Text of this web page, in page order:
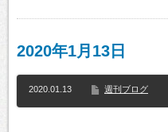
2020年1月13日
2020.01.13 週刊ブログ